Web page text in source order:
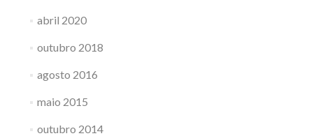
abril 2020
outubro 2018
agosto 2016
maio 2015
outubro 2014